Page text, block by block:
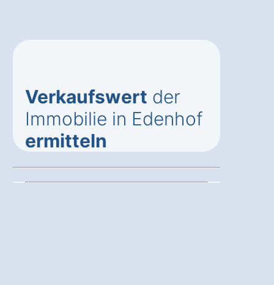
Verkaufswert der
Immobilie in Edenhof
ermitteln